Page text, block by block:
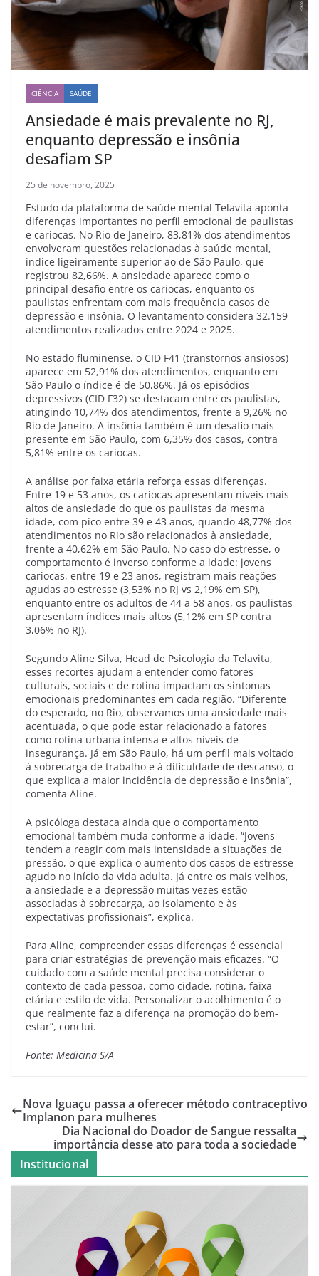
CIÊNCIA SAÚDE
Ansiedade é mais prevalente no RJ,
enquanto depressão e insônia
desafiam SP
25 de novembro, 2025
Estudo da plataforma de saúde mental Telavita aponta
diferenças importantes no perfil emocional de paulistas
e cariocas. No Rio de Janeiro, 83,81% dos atendimentos
envolveram questões relacionadas à saúde mental,
índice ligeiramente superior ao de São Paulo, que
registrou 82,66%. A ansiedade aparece como o
principal desafio entre os cariocas, enquanto os
paulistas enfrentam com mais frequência casos de
depressão e insônia. O levantamento considera 32.159
atendimentos realizados entre 2024 e 2025.
No estado fluminense, o CID F41 (transtornos ansiosos)
aparece em 52,91% dos atendimentos, enquanto em
São Paulo o índice é de 50,86%. Já os episódios
depressivos (CID F32) se destacam entre os paulistas,
atingindo 10,74% dos atendimentos, frente a 9,26% no
Rio de Janeiro. A insônia também é um desafio mais
presente em São Paulo, com 6,35% dos casos, contra
5,81% entre os cariocas.
A análise por faixa etária reforça essas diferenças.
Entre 19 e 53 anos, os cariocas apresentam níveis mais
altos de ansiedade do que os paulistas da mesma
idade, com pico entre 39 e 43 anos, quando 48,77% dos
atendimentos no Rio são relacionados à ansiedade,
frente a 40,62% em São Paulo. No caso do estresse, o
comportamento é inverso conforme a idade: jovens
cariocas, entre 19 e 23 anos, registram mais reações
agudas ao estresse (3,53% no RJ vs 2,19% em SP),
enquanto entre os adultos de 44 a 58 anos, os paulistas
apresentam índices mais altos (5,12% em SP contra
3,06% no RJ).
Segundo Aline Silva, Head de Psicologia da Telavita,
esses recortes ajudam a entender como fatores
culturais, sociais e de rotina impactam os sintomas
emocionais predominantes em cada região. “Diferente
do esperado, no Rio, observamos uma ansiedade mais
acentuada, o que pode estar relacionado a fatores
como rotina urbana intensa e altos níveis de
insegurança. Já em São Paulo, há um perfil mais voltado
à sobrecarga de trabalho e à dificuldade de descanso, o
que explica a maior incidência de depressão e insônia”,
comenta Aline.
A psicóloga destaca ainda que o comportamento
emocional também muda conforme a idade. “Jovens
tendem a reagir com mais intensidade a situações de
pressão, o que explica o aumento dos casos de estresse
agudo no início da vida adulta. Já entre os mais velhos,
a ansiedade e a depressão muitas vezes estão
associadas à sobrecarga, ao isolamento e às
expectativas profissionais”, explica.
Para Aline, compreender essas diferenças é essencial
para criar estratégias de prevenção mais eficazes. “O
cuidado com a saúde mental precisa considerar o
contexto de cada pessoa, como cidade, rotina, faixa
etária e estilo de vida. Personalizar o acolhimento é o
que realmente faz a diferença na promoção do bem-
estar”, conclui.
Fonte: Medicina S/A
Nova Iguaçu passa a oferecer método contraceptivo
Implanon para mulheres
Dia Nacional do Doador de Sangue ressalta
importância desse ato para toda a sociedade
Institucional